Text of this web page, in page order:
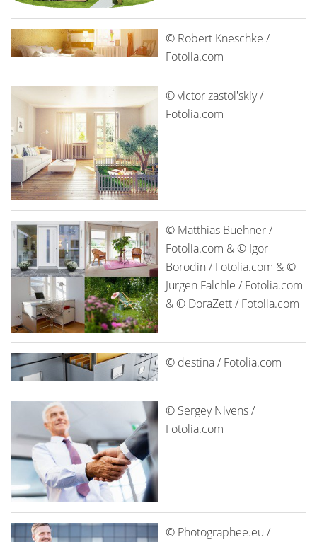
© Robert Kneschke /
Fotolia.com
© victor zastol'skiy /
Fotolia.com
© Matthias Buehner /
Fotolia.com & © Igor
Borodin / Fotolia.com & ©
Jürgen Fälchle / Fotolia.com
& © DoraZett / Fotolia.com
© destina / Fotolia.com
© Sergey Nivens /
Fotolia.com
© Photographee.eu /